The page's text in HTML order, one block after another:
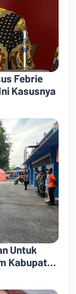
Febrie
Kasusnya
Untuk
Kabupaten